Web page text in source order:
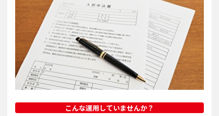
こんな運用していませんか？